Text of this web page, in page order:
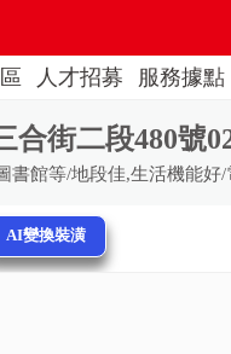
人才招募 服務據點
街二段480號
館等/地段佳,生活機能好
AI變換裝潢